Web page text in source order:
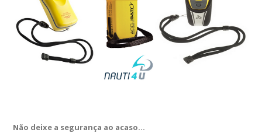
Não deixe a segurança ao acaso…